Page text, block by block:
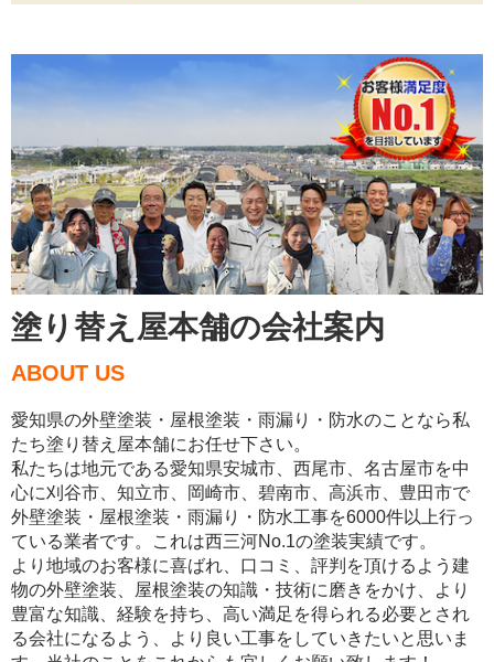
塗り替え屋本舗の会社案内
ABOUT US
愛知県の外壁塗装・屋根塗装・雨漏り・防水のことなら私
たち塗り替え屋本舗にお任せ下さい。
私たちは地元である愛知県安城市、西尾市、名古屋市を中
心に刈谷市、知立市、岡崎市、碧南市、高浜市、豊田市で
外壁塗装・屋根塗装・雨漏り・防水工事を6000件以上行っ
ている業者です。これは西三河No.1の塗装実績です。
より地域のお客様に喜ばれ、口コミ、評判を頂けるよう建
物の外壁塗装、屋根塗装の知識・技術に磨きをかけ、より
豊富な知識、経験を持ち、高い満足を得られる必要とされ
る会社になるよう、より良い工事をしていきたいと思いま